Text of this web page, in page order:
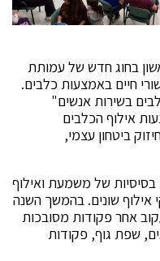
הראשון בחוג חדש של עמותת
חיים באמצעות כלבים.
בשירות אנשים"
באמצעות אילוף הכלבים
ביטחון עצמי,
של משמעת ואילוף
אילוף שונים. בהמשך השנה
אחר פקודות מסובכות
שפת גוף, פקודות